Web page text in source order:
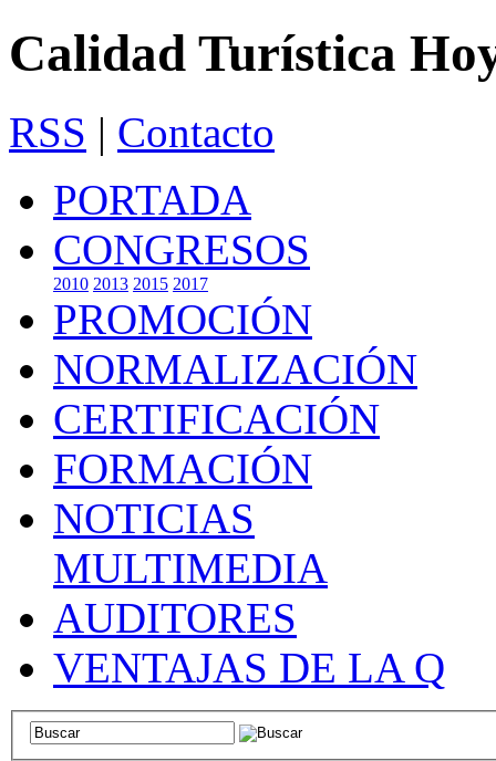
Calidad Turística
RSS | Contacto
PORTADA
CONGRESOS
2010 2013 2015 2017
PROMOCIÓN
NORMALIZACIÓN
CERTIFICACIÓN
FORMACIÓN
NOTICIAS
MULTIMEDIA
AUDITORES
VENTAJAS DE LA Q